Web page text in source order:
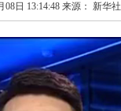
08日 13:14:48 来源： 新华社